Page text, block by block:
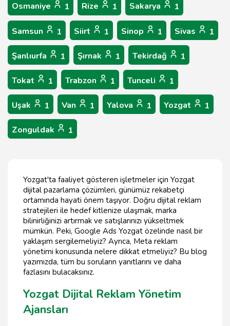
Osmaniye 1 Rize 1 Sakarya 1
Samsun 1 Siirt 1 Sinop 1 Sivas 1
Şanlıurfa 1 Şırnak 1 Tekirdağ 1
Tokat 1 Trabzon 1 Tunceli 1
Uşak 1 Van 1 Yalova 1 Yozgat 1
Zonguldak 1
Yozgat'ta faaliyet gösteren işletmeler için Yozgat
dijital pazarlama çözümleri, günümüz rekabetçi
ortamında hayati önem taşıyor. Doğru dijital reklam
stratejileri ile hedef kitlenize ulaşmak, marka
bilinirliğinizi artırmak ve satışlarınızı yükseltmek
mümkün. Peki, Google Ads Yozgat özelinde nasıl bir
yaklaşım sergilemeliyiz? Ayrıca, Meta reklam
yönetimi konusunda nelere dikkat etmeliyiz? Bu blog
yazımızda, tüm bu soruların yanıtlarını ve daha
fazlasını bulacaksınız.
Yozgat Dijital Reklam Yönetim
Ajansları